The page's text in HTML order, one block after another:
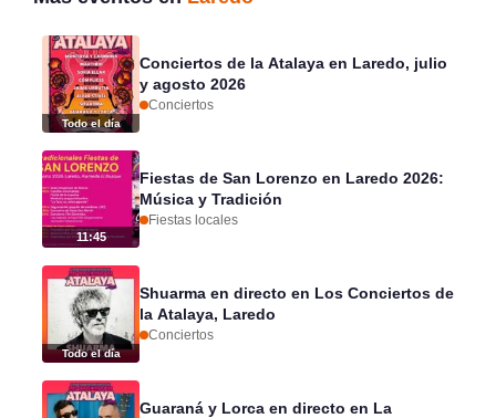
Todo el día
Conciertos de la Atalaya en Laredo, julio
y agosto 2026
Conciertos
11:45
Fiestas de San Lorenzo en Laredo 2026:
Música y Tradición
Fiestas locales
Todo el día
Shuarma en directo en Los Conciertos de
la Atalaya, Laredo
Conciertos
Guaraná y Lorca en directo en La